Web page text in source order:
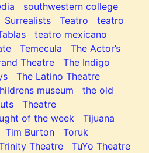
southwestern college
Surrealists Teatro
teatro
teatro mexicano
Temecula
The Actor’s
Theatre
The Indigo
The Latino Theatre
museum
the old
Theatre
of the week
Tijuana
Tim Burton
Toruk
Theatre
TuYo Theatre